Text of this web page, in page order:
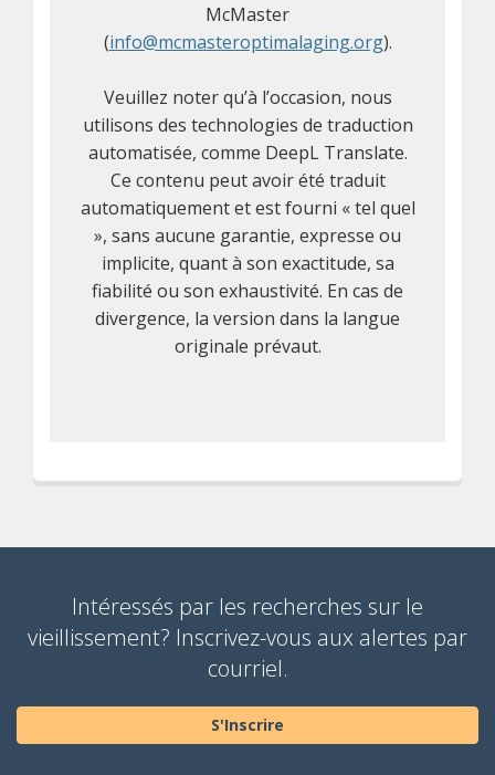
McMaster
(info@mcmasteroptimalaging.org).
Veuillez noter qu’à l’occasion, nous
utilisons des technologies de traduction
automatisée, comme DeepL Translate.
Ce contenu peut avoir été traduit
automatiquement et est fourni « tel quel
», sans aucune garantie, expresse ou
implicite, quant à son exactitude, sa
fiabilité ou son exhaustivité. En cas de
divergence, la version dans la langue
originale prévaut.
Intéressés par les recherches sur le
vieillissement? Inscrivez-vous aux alertes par
courriel.
S'Inscrire